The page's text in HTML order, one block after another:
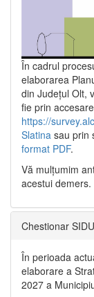
În cadrul
elaborarea
din Județul Olt,
fie prin
https://
Slatina sau prin
format PDF.
Vă mulţumim
acestui demers.
Chestionar
În perioada
elaborare a
2027 a